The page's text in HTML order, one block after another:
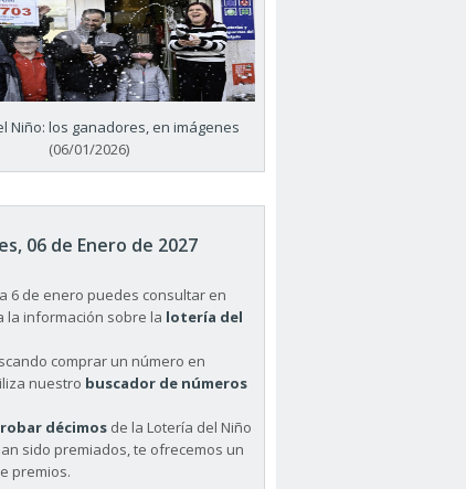
Niño: los ganadores, en imágenes
(06/01/2026)
06 de Enero de 2027
6 de enero puedes consultar en
la información sobre la lotería del
comprar un número en
nuestro buscador de números
décimos de la Lotería del Niño
sido premiados, te ofrecemos un
premios.